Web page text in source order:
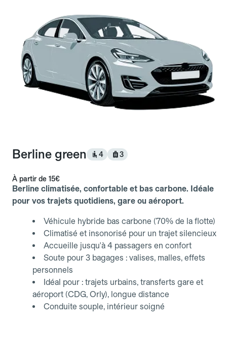
Berline green 4 3
À partir de 15€
Berline climatisée, confortable et bas carbone. Idéale
pour vos trajets quotidiens, gare ou aéroport.
Véhicule hybride bas carbone (70% de la flotte)
Climatisé et insonorisé pour un trajet silencieux
Accueille jusqu'à 4 passagers en confort
Soute pour 3 bagages : valises, malles, effets
personnels
Idéal pour : trajets urbains, transferts gare et
aéroport (CDG, Orly), longue distance
Conduite souple, intérieur soigné